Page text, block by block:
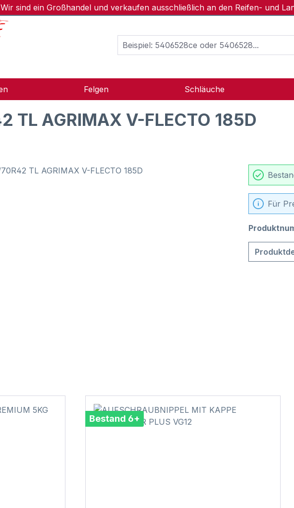
Wir sind ein Großhandel und verkaufen ausschließlich an den Reifen- und
Felgen Schläuche
TL AGRIMAX V-FLECTO 185D
Für
Bestand 6+